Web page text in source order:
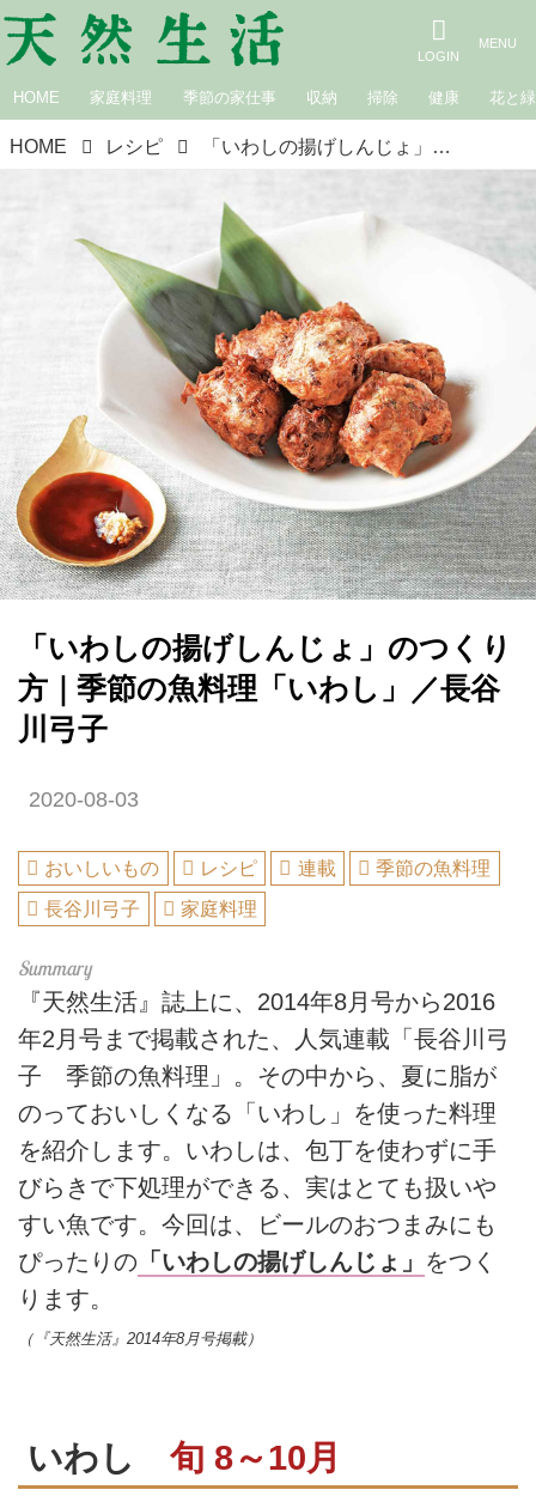
HOME 家庭料理 季節の家仕事 収納 掃除 健康 花と緑
HOME レシピ 「いわしの揚げしんじょ」のつくり方｜季節の魚料理「いわし」／長谷川弓子
「いわしの揚げしんじょ」のつくり
方｜季節の魚料理「いわし」／長谷
川弓子
2020-08-03
おいしいもの レシピ 連載
季節の魚料理
長谷川弓子
家庭料理
『天然生活』誌上に、2014年8月号から2016
年2月号まで掲載された、人気連載「長谷川弓
子 季節の魚料理」。その中から、夏に脂が
のっておいしくなる「いわし」を使った料理
を紹介します。いわしは、包丁を使わずに手
びらきで下処理ができる、実はとても扱いや
すい魚です。今回は、ビールのおつまみにも
ぴったりの 「いわしの揚げしんじょ」 をつく
ります。
（『天然生活』2014年8月号掲載）
いわし 旬 8～10月